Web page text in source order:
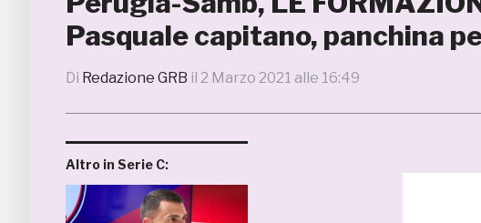
Pasquale capitano, panchina
Di Redazione GRB il 2 Marzo 2021 alle 16:49
Altro in Serie C: